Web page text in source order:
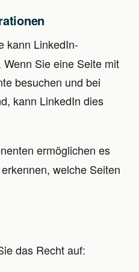
kann LinkedIn-
Sie eine Seite mit
besuchen und bei
kann LinkedIn dies
ermöglichen es
welche Seiten
das Recht auf: